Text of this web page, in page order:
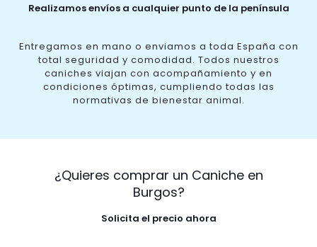
Realizamos envíos a cualquier punto de la península
Entregamos en mano o enviamos a toda España con
total seguridad y comodidad. Todos nuestros
caniches viajan con acompañamiento y en
condiciones óptimas, cumpliendo todas las
normativas de bienestar animal.
¿Quieres comprar un Caniche en
Burgos?
Solicita el precio ahora